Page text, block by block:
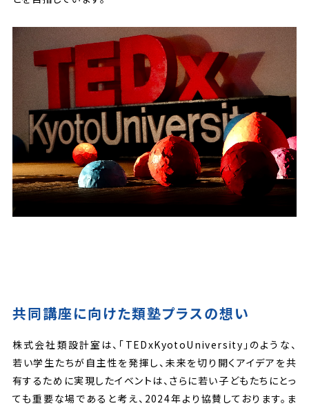
共同講座に向けた類塾プラスの想い
株式会社類設計室は、「TEDxKyotoUniversity」のような、
若い学生たちが自主性を発揮し、未来を切り開くアイデアを共
有するために実現したイベントは、さらに若い子どもたちにとっ
ても重要な場であると考え、2024年より協賛しております。ま